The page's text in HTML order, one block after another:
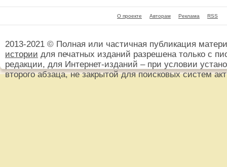
О проекте Авторам Реклама RSS
2013-2021 © Полная или частичная публикация
истории для печатных изданий разрешена только с
редакции, для Интернет-изданий – при условии
второго абзаца, не закрытой для поисковых систем